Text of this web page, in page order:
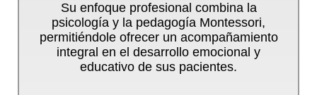
Su enfoque profesional combina la
psicología y la pedagogía Montessori,
permitiéndole ofrecer un acompañamiento
integral en el desarrollo emocional y
educativo de sus pacientes.